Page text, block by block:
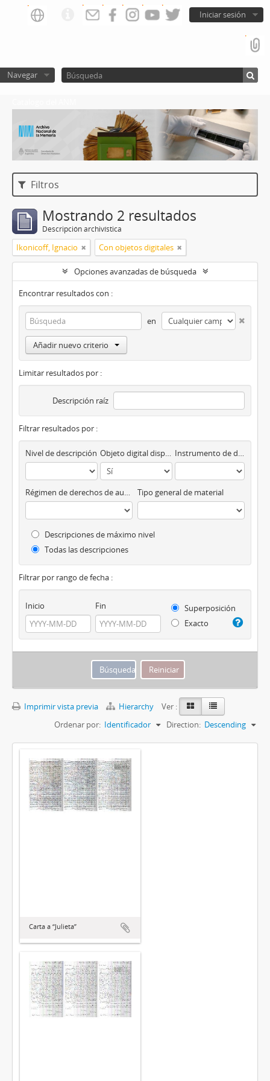
Iniciar sesión
Navegar
Filtros
Mostrando 2 resultados
Descripción archivística
Ikonicoff, Ignacio Con objetos digitales
Opciones avanzadas de búsqueda
Encontrar resultados con :
en
Añadir nuevo criterio
Limitar resultados por :
Descripción raíz
Filtrar resultados por :
Nivel de descripción Objeto digital disponibles Instrumento de descripción
Régimen de derechos de autor Tipo general de material
Descripciones de máximo nivel
Todas las descripciones
Filtrar por rango de fecha :
Inicio Fin
Superposición
Exacto
Imprimir vista previa Hierarchy
Ver :
Ordenar por: Identificador Direction: Descending
Carta a “Julieta”